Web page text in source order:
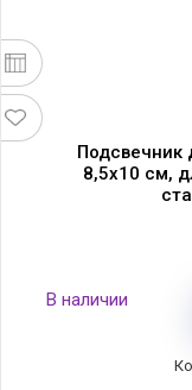
Подсвечник
8,5х10 см,